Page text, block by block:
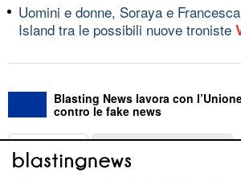
Uomini e donne, Soraya e
Island tra le possibili nuove troniste
Blasting News lavora con
contro le fake news
ABOUT